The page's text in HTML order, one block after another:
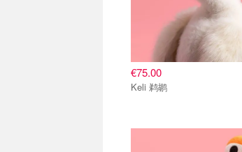
€75.00
Keli 鹈鹕